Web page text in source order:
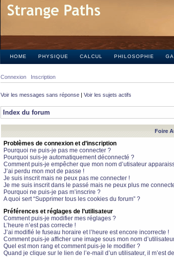
HOME PHYSIQUE CALCUL PHILOSOPHIE
Connexion Inscription
Voir les messages sans réponse | Voir les sujets actifs
Index du forum
Foire
Problèmes de connexion et d’inscription
Pourquoi ne puis-je pas me connecter ?
Pourquoi suis-je automatiquement déconnecté ?
Comment puis-je empêcher que mon nom d’utisateur
J’ai perdu mon mot de passe !
Je suis inscrit mais ne peux pas me connecter !
Je me suis inscrit dans le passé mais ne peux plus me
Pourquoi ne puis-je pas m’inscrire ?
A quoi sert “Supprimer tous les cookies du forum” ?
Préférences et réglages de l’utilisateur
Comment puis-je modifier mes réglages ?
L’heure n’est pas correcte !
J’ai modifié le fuseau horaire et l’heure est encore incorrecte !
Comment puis-je afficher une image sous mon nom
Quel est mon rang et comment puis-je le modifier ?
Quand je clique sur le lien de l’e-mail d’un utilisateur, il m’est